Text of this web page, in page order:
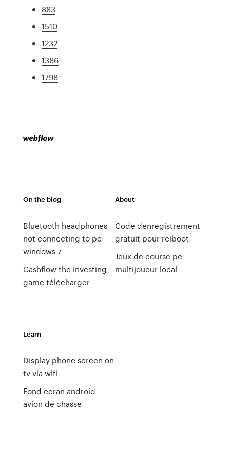
883
1510
1232
1386
1798
On the blog
Bluetooth headphones
not connecting to pc
windows 7
Cashflow the investing
game télécharger
About
Code denregistrement
gratuit pour reiboot
Jeux de course pc
multijoueur local
Learn
Display phone screen on
tv via wifi
Fond ecran android
avion de chasse